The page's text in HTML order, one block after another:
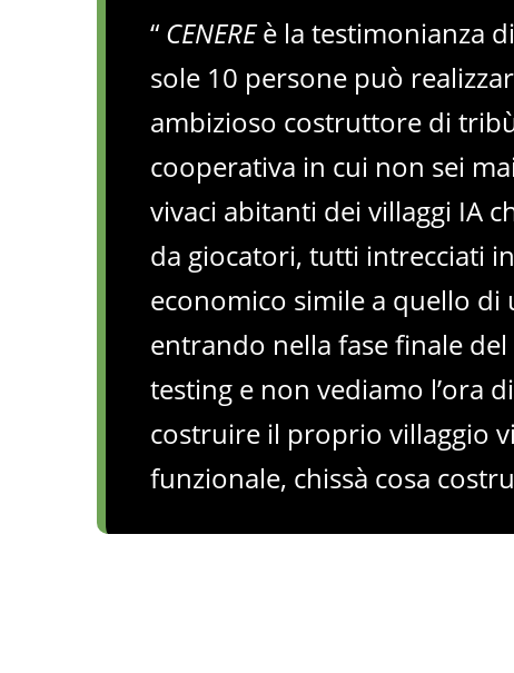
“ CENEREè la testimonianza
sole 10 persone può
ambizioso costruttore di
cooperativa in cui non sei
vivaci abitanti dei villaggi IA
da giocatori, tutti intrecciati
economico simile a quello
entrando nella fase finale
testing e non vediamo l’ora
costruire il proprio villaggio
funzionale, chissà cosa